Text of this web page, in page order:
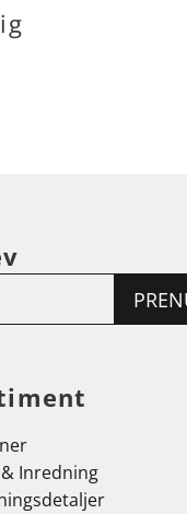
Inredning